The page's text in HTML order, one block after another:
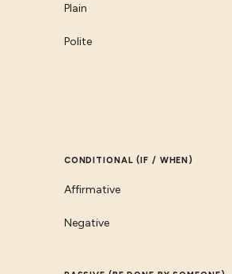
Plain
Polite
CONDITIONAL (IF / WHEN)
Affirmative
Negative